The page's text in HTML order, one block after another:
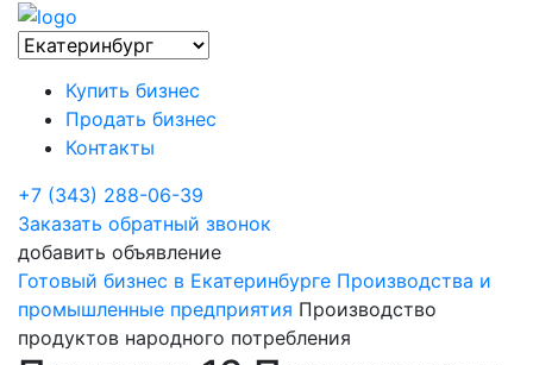
Купить бизнес
Продать бизнес
Контакты
+7 (343) 288-06-39
Заказать обратный звонок
добавить объявление
Готовый бизнес в Екатеринбурге Производства и
промышленные предприятия Производство
продуктов народного потребления